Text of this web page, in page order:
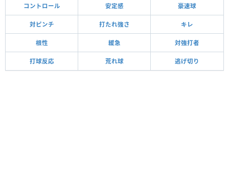
コントロール 安定感 豪速球
対ピンチ 打たれ強さ キレ
根性 緩急 対強打者
打球反応 荒れ球 逃げ切り